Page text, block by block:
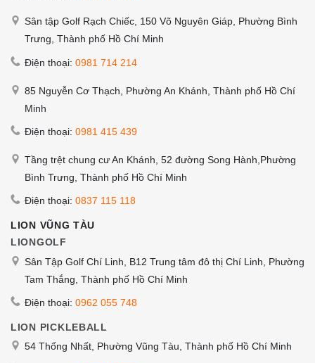
Sân tập Golf Rạch Chiếc, 150 Võ Nguyên Giáp, Phường Bình
Trưng, Thành phố Hồ Chí Minh
Điện thoại: 0981 714 214
85 Nguyễn Cơ Thạch, Phường An Khánh, Thành phố Hồ Chí
Minh
Điện thoại: 0981 415 439
Tầng trệt chung cư An Khánh, 52 đường Song Hành,Phường
Bình Trưng, Thành phố Hồ Chí Minh
Điện thoại: 0837 115 118
LION VŨNG TÀU
LIONGOLF
Sân Tập Golf Chí Linh, B12 Trung tâm đô thị Chí Linh, Phường
Tam Thắng, Thành phố Hồ Chí Minh
Điện thoại: 0962 055 748
LION PICKLEBALL
54 Thống Nhất, Phường Vũng Tàu, Thành phố Hồ Chí Minh